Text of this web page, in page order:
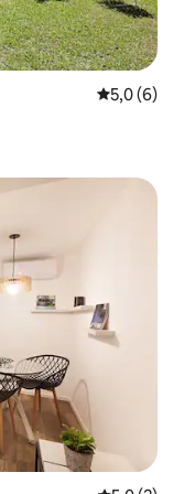
5,0 (6)